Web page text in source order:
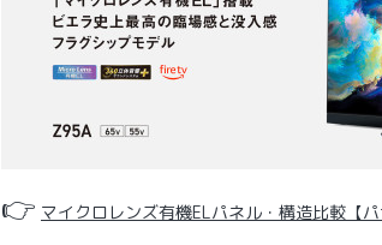
👉 マイクロレンズ有機ELパネル・構造比較【パ